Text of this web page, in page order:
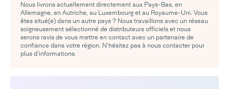
Nous livrons actuellement directement aux Pays-Bas, en
Allemagne, en Autriche, au Luxembourg et au Royaume-Uni. Vous
êtes situé(e) dans un autre pays ? Nous travaillons avec un réseau
soigneusement sélectionné de distributeurs officiels et nous
serons ravis de vous mettre en contact avec un partenaire de
confiance dans votre région. N’hésitez pas à nous contacter pour
plus d’informations.